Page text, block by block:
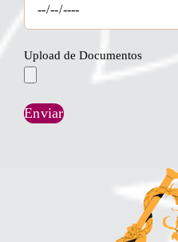
Upload de Documentos